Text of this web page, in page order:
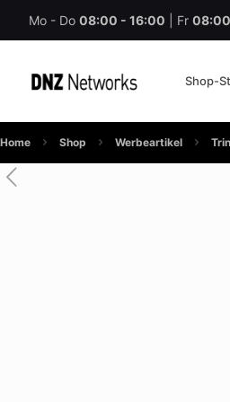
Mo - Do 08:00 - 16:00 | Fr
Shop-
Home Shop Werbeartikel